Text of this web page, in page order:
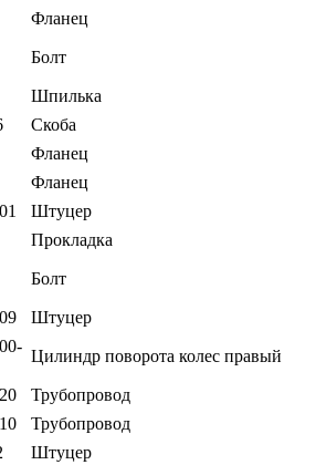
Фланец
Болт
Шпилька
Скоба
Фланец
Фланец
Штуцер
Прокладка
Болт
Штуцер
Цилиндр поворота колес правый
Трубопровод
Трубопровод
Штуцер